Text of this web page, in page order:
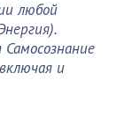
любой
и